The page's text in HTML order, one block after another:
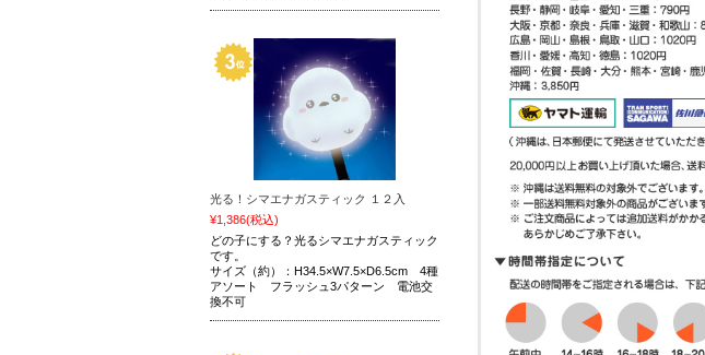
光る！シマエナガスティック １２入
¥1,386(税込)
どの子にする？光るシマエナガスティック
です。
サイズ（約）：H34.5×W7.5×D6.5cm 4種
アソート フラッシュ3パターン 電池交
換不可